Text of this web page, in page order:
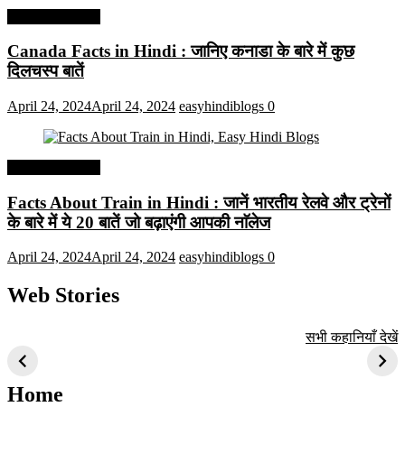
Canada Facts in Hindi : जानिए कनाडा के बारे में कुछ
दिलचस्प बातें
April 24, 2024April 24, 2024 easyhindiblogs 0
Facts About Train in Hindi : जानें भारतीय रेलवे और ट्रेनों
के बारे में ये 20 बातें जो बढ़ाएंगी आपकी नाॅलेज
April 24, 2024April 24, 2024 easyhindiblogs 0
Web Stories
तकनीक जो आपको
2024 के लिए सीखनी
चाहिए
ऐतिहासिक स्थान
सभी कहानियाँ देखें
Home